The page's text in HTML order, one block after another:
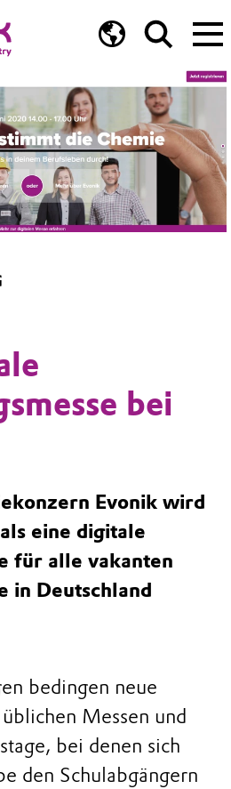
bei
Evonik wird
eine digitale
für alle vakanten
in Deutschland
bedingen neue
Messen und
bei denen sich
den Schulabgängern